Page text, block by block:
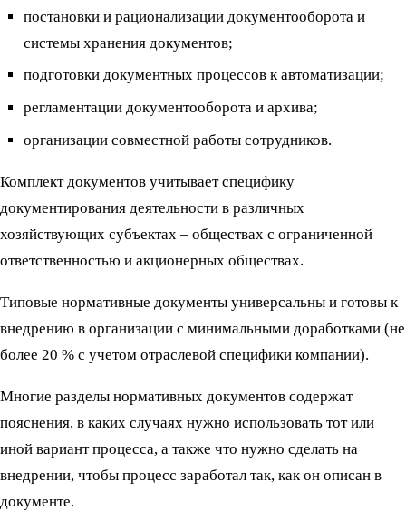
постановки и рационализации документооборота и
системы хранения документов;
подготовки документных процессов к автоматизации;
регламентации документооборота и архива;
организации совместной работы сотрудников.
Комплект документов учитывает специфику
документирования деятельности в различных
хозяйствующих субъектах – обществах с ограниченной
ответственностью и акционерных обществах.
Типовые нормативные документы универсальны и готовы к
внедрению в организации с минимальными доработками (не
более 20 % с учетом отраслевой специфики компании).
Многие разделы нормативных документов содержат
пояснения, в каких случаях нужно использовать тот или
иной вариант процесса, а также что нужно сделать на
внедрении, чтобы процесс заработал так, как он описан в
документе.